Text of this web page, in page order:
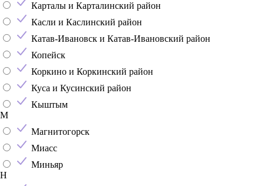
Карталы и Карталинский район
Касли и Каслинский район
Катав-Ивановск и Катав-Ивановский район
Копейск
Коркино и Коркинский район
Куса и Кусинский район
Кыштым
М
Магнитогорск
Миасс
Миньяр
Н